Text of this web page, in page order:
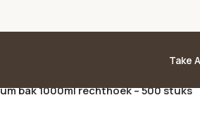
Take
bak 1000ml rechthoek – 500 stuks